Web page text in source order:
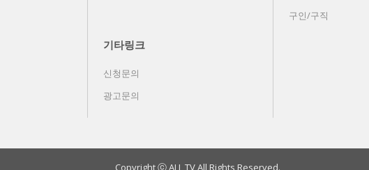
구인/구직
기타링크
신청문의
광고문의
Copyright ⓒ ALL TV All Rights Reserved.